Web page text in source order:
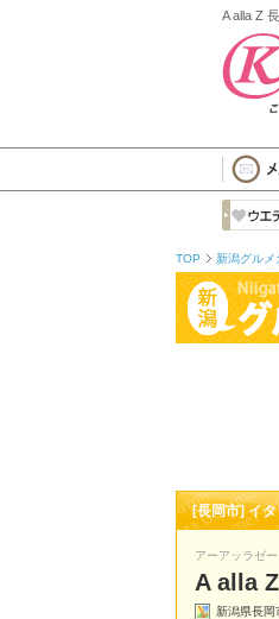
A alla Z
TOP 新潟グルメ
[長岡市] イ
アーアッラゼ
A alla
新潟県長